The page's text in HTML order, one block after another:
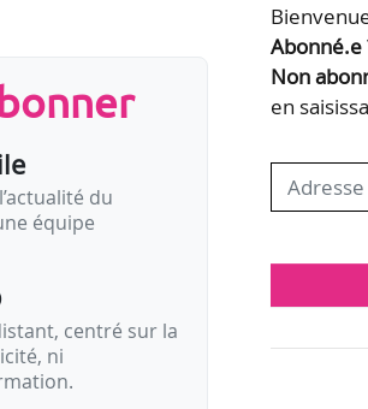
est présentée dans des
du
équipe
centré sur la
ni
Abonné.e
Non
en